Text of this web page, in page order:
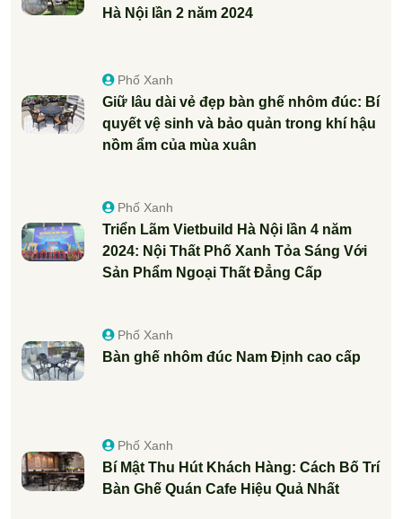
Hà Nội lần 2 năm 2024
Phố Xanh
Giữ lâu dài vẻ đẹp bàn ghế nhôm đúc: Bí
quyết vệ sinh và bảo quản trong khí hậu
nồm ẩm của mùa xuân
Phố Xanh
Triển Lãm Vietbuild Hà Nội lần 4 năm
2024: Nội Thất Phố Xanh Tỏa Sáng Với
Sản Phẩm Ngoại Thất Đẳng Cấp
Phố Xanh
Bàn ghế nhôm đúc Nam Định cao cấp
Phố Xanh
Bí Mật Thu Hút Khách Hàng: Cách Bố Trí
Bàn Ghế Quán Cafe Hiệu Quả Nhất